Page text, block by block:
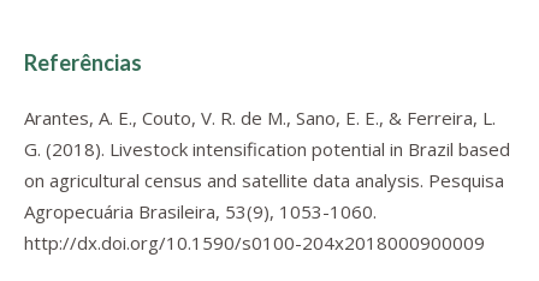
Referências
Arantes, A. E., Couto, V. R. de M., Sano, E. E., & Ferreira, L.
G. (2018). Livestock intensification potential in Brazil based
on agricultural census and satellite data analysis. Pesquisa
Agropecuária Brasileira, 53(9), 1053-1060.
http://dx.doi.org/10.1590/s0100-204x2018000900009